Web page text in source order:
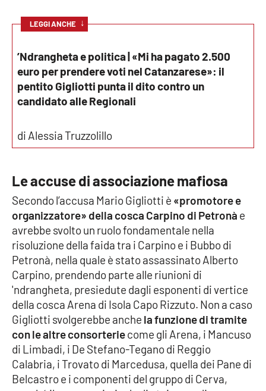
Società
Sport
RUBRICHE
Leggendo Alvaro insieme
Imprese Di Calabria
Le perfidie di Antonella Grippo
Venti di comunicazione
STREAMING
LaC TV
LaC Network
LEGGI ANCHE ↓
’Ndrangheta e politica | «Mi ha pagato 2.500
euro per prendere voti nel Catanzarese»: il
pentito Gigliotti punta il dito contro un
candidato alle Regionali
di Alessia Truzzolillo
Le accuse di associazione mafiosa
Secondo l’accusa Mario Gigliotti è «promotore e
organizzatore» della cosca Carpino di Petronà e
avrebbe svolto un ruolo fondamentale nella
risoluzione della faida tra i Carpino e i Bubbo di
Petronà, nella quale è stato assassinato Alberto
Carpino, prendendo parte alle riunioni di
'ndrangheta, presiedute dagli esponenti di vertice
della cosca Arena di Isola Capo Rizzuto. Non a caso
Gigliotti svolgerebbe anche la funzione di tramite
con le altre consorteriecome gli Arena, i Mancuso
di Limbadi, i De Stefano-Tegano di Reggio
Calabria, i Trovato di Marcedusa, quella dei Pane di
Belcastro e i componenti del gruppo di Cerva,